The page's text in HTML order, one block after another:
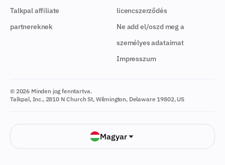
Talkpal affiliate
partnereknek
licencszerződés
Ne add el/oszd meg a
személyes adataimat
Impresszum
Talkpal, Inc., 2810 N Church St, Wilmington, Delaware 19802, US
© 2026 Minden jog fenntartva.
Magyar